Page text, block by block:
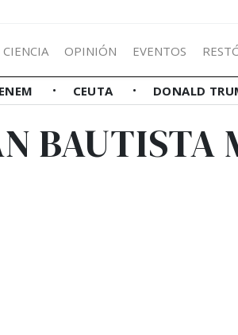
CIENCIA OPINIÓN EVENTOS
CEUTA DONALD
BAUTISTA